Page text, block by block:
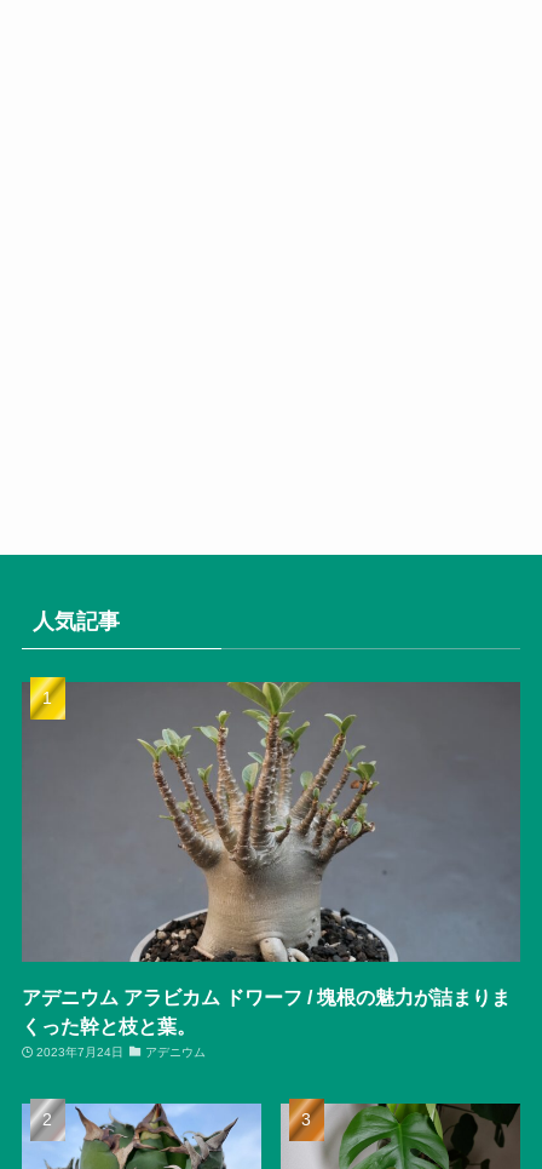
人気記事
アデニウム アラビカム ドワーフ / 塊根の魅力が詰まりま
くった幹と枝と葉。
2023年7月24日 アデニウム